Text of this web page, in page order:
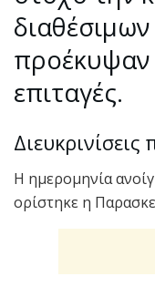
προέκυψαν
επιταγές.
Η ημερομηνία
ορίστηκε η